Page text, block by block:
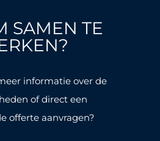
o
k
SAMEN TE
informatie over de
of direct een
offerte aanvragen?